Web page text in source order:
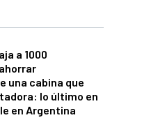
a 1000
una cabina que
lo último en
en Argentina